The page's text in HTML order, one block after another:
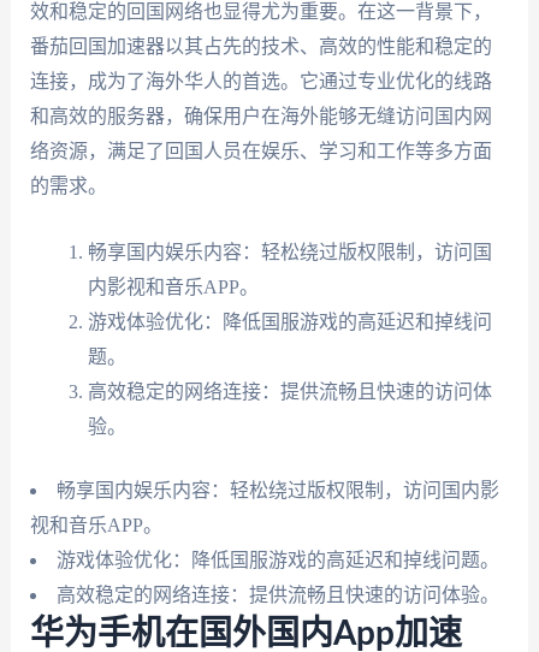
效和稳定的回国网络也显得尤为重要。在这一背景下，
番茄回国加速器以其占先的技术、高效的性能和稳定的
连接，成为了海外华人的首选。它通过专业优化的线路
和高效的服务器，确保用户在海外能够无缝访问国内网
络资源，满足了回国人员在娱乐、学习和工作等多方面
的需求。
畅享国内娱乐内容：轻松绕过版权限制，访问国
内影视和音乐APP。
游戏体验优化：降低国服游戏的高延迟和掉线问
题。
高效稳定的网络连接：提供流畅且快速的访问体
验。
畅享国内娱乐内容：轻松绕过版权限制，访问国内影
视和音乐APP。
游戏体验优化：降低国服游戏的高延迟和掉线问题。
高效稳定的网络连接：提供流畅且快速的访问体验。
华为手机在国外国内App加速